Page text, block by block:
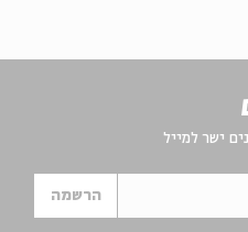
ישר למייל
הרשמה